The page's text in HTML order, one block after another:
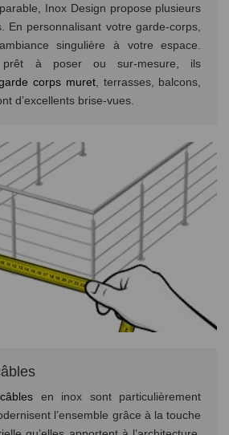
Inox Design propose plusieurs
En personnalisant votre garde-corps,
singulière à votre espace.
à poser ou sur-mesure, ils
corps muret, terrasses, balcons,
d’excellents brise-vues.
en inox sont particulièrement
l’ensemble grâce à la touche